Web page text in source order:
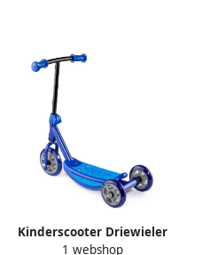
Kinderscooter Driewieler
Step Buiten Spelen Hoge
1 webshop